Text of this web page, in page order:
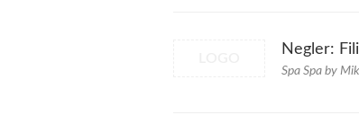
Negler:
Spa Spa by